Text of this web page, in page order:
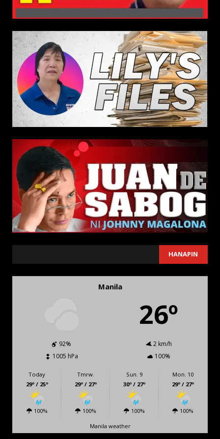
HANAPIN
Manila
26º
92%
2 km/h
1005 hPa
100%
Today
29º / 25º
100%
Tmrw.
29º / 27º
100%
Sun. 9
30º / 27º
100%
Mon. 10
29º / 27º
100%
Manila weather